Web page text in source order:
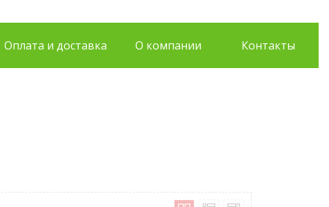
Оплата и доставка О компании Контакты